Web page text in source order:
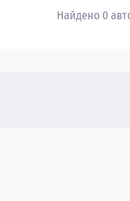
Найдено 0